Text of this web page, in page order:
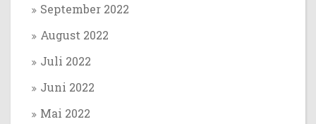
September 2022
August 2022
Juli 2022
Juni 2022
Mai 2022